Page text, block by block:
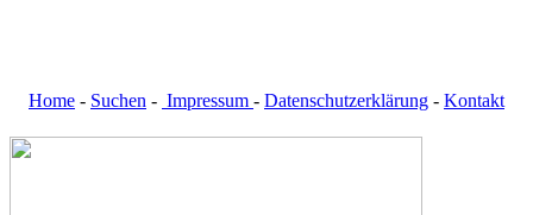
Home - Suchen - Impressum - Datenschutzerklärung - Kontakt